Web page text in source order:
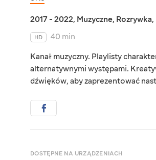
2017 - 2022, Muzyczne, Rozrywka,
HD
40 min
Kanał muzyczny. Playlisty
alternatywnymi występami.
dźwięków, aby zaprezentować
DOSTĘPNE NA URZĄDZENIACH